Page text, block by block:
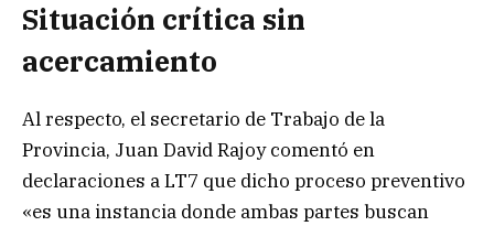
Situación crítica sin
acercamiento
Al respecto, el secretario de Trabajo de la
Provincia, Juan David Rajoy comentó en
declaraciones a LT7 que dicho proceso preventivo
«es una instancia donde ambas partes buscan